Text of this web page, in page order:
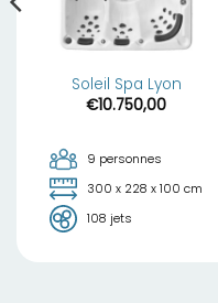
Soleil Spa Lyon
€10.750,00
9 personnes
300 x 228 x 100 cm
108 jets